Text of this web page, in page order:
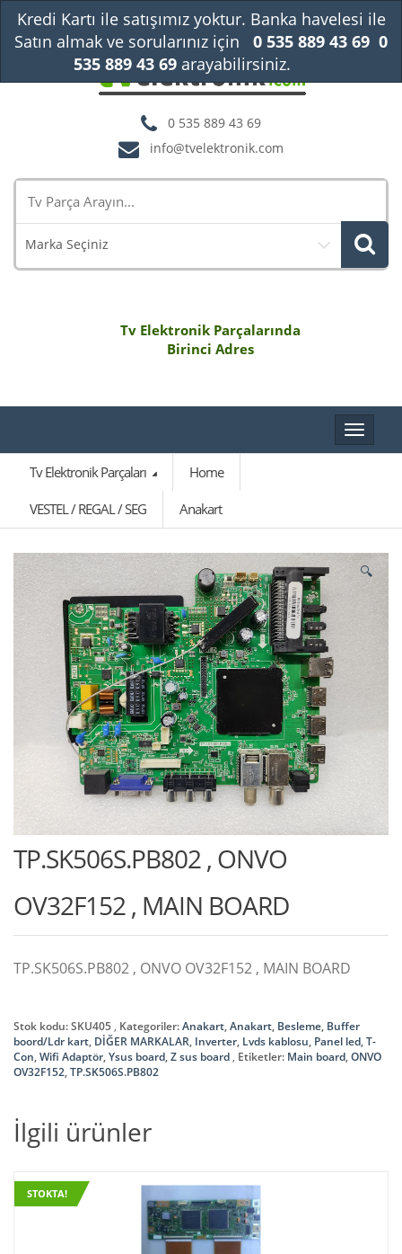
0 535 889 43 69
info@tvelektronik.com
Marka Seçiniz
Tv Elektronik Parçalarında
Birinci Adres
Toggle
Tv Elektronik Parçaları
Home
VESTEL / REGAL / SEG Anakart
🔍
TP.SK506S.PB802 , ONVO
OV32F152 , MAIN BOARD
TP.SK506S.PB802 , ONVO OV32F152 , MAIN BOARD
Stok kodu:SKU405 Kategoriler:Anakart,Anakart, Besleme, Buffer
boord/Ldr kart, DİĞER MARKALAR, Inverter, Lvds kablosu, Panel led,T-
Con,Wifi Adaptör,Ysus board,Z sus board Etiketler: Main board,ONVO
OV32F152,TP.SK506S.PB802
İlgili ürünler
STOKTA!
Kredi Kartı ile satışımız yoktur. Banka havelesi ile
Satın almak ve sorularınız için
0 535 889 43 69 0
535 889 43 69arayabilirsiniz.